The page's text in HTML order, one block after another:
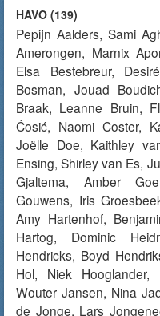
HAVO (139)
Pepijn Aalders, Sami
Amerongen, Marnix
Elsa Bestebreur,
Bosman, Jouad
Braak, Leanne Bruin,
Ćosić, Naomi Coster,
Joëlle Doe, Kaithley
Ensing, Shirley van Es,
Gjaltema, Amber
Gouwens, Iris
Amy Hartenhof,
Hartog, Dominic
Hendricks, Boyd
Hol, Niek Hooglander,
Wouter Jansen, Nina
de Jonge, Lars